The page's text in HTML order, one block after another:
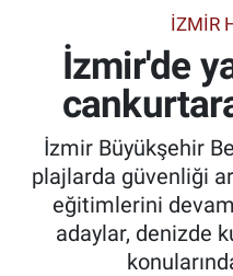
İZMIR
İzmir'de
İzmir Büyükşehir
plajlarda güvenliği
eğitimlerini
adaylar, denizde
İzmir Namaz
İzmir Trafik
Süper Lig Puan
Tüm Manşetler